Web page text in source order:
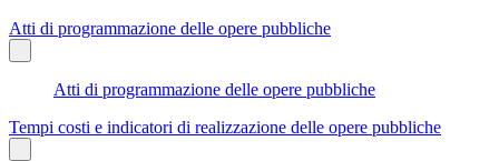
Atti di programmazione delle opere pubbliche
Atti di programmazione delle opere pubbliche
Tempi costi e indicatori di realizzazione delle opere pubbliche